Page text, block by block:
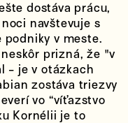
dostáva prácu,
navštevuje s
podniky v meste.
prizná, že "v
- je v otázkach
zostáva triezvy
vo “víťazstvo
Kornélii je to